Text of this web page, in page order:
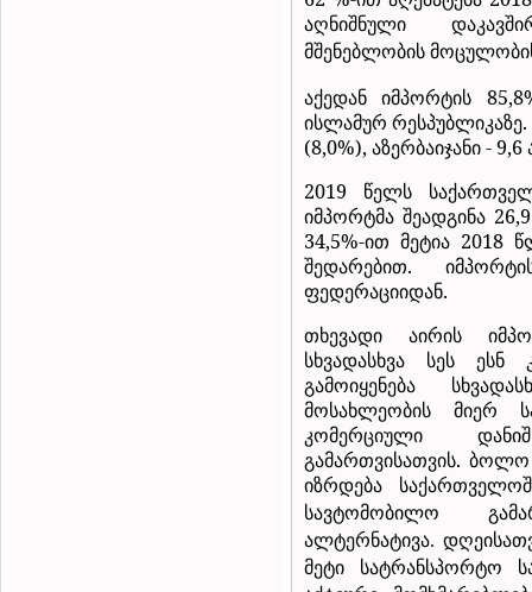
აღნიშნული
მშენებლობის
აქედან იმპორტის
ისლამურ
(8,0%), აზერბაიჯანი -
2019 წელს
იმპორტმა შეადგინა
34,5%-ით მეტია 2018
შედარებით.
ფედერაციიდან.
თხევადი აირის
სხვადასხვა სეს
გამოიყენება
მოსახლეობის მიერ
კომერციული
გამართვისათვის. ბოლო
იზრდება
სავტომობილო
ალტერნატივა.
მეტი
სატრანსპორტო